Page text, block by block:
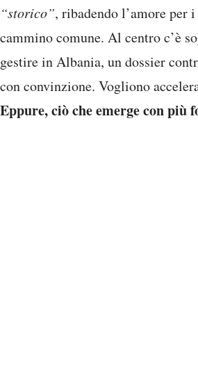
“storico”, ribadendo l’amore
cammino comune. Al centro c’è
gestire in Albania, un dossier
con convinzione. Vogliono
Eppure, ciò che emerge con